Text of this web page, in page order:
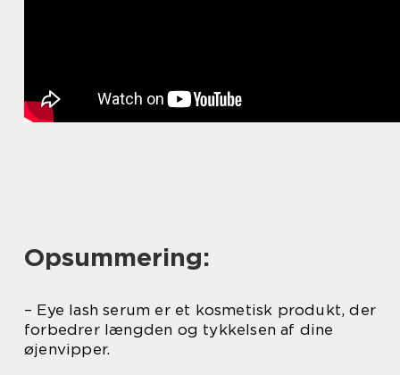
Opsummering:
– Eye lash serum er et kosmetisk produkt, der
forbedrer længden og tykkelsen af dine
øjenvipper.